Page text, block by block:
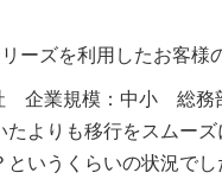
ーズを利用したお客様
企業規模：中小 総務
たよりも移行をスムー
というくらいの状況で